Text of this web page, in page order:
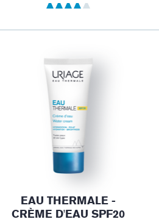
EAU THERMALE -
CRÈME D'EAU SPF20